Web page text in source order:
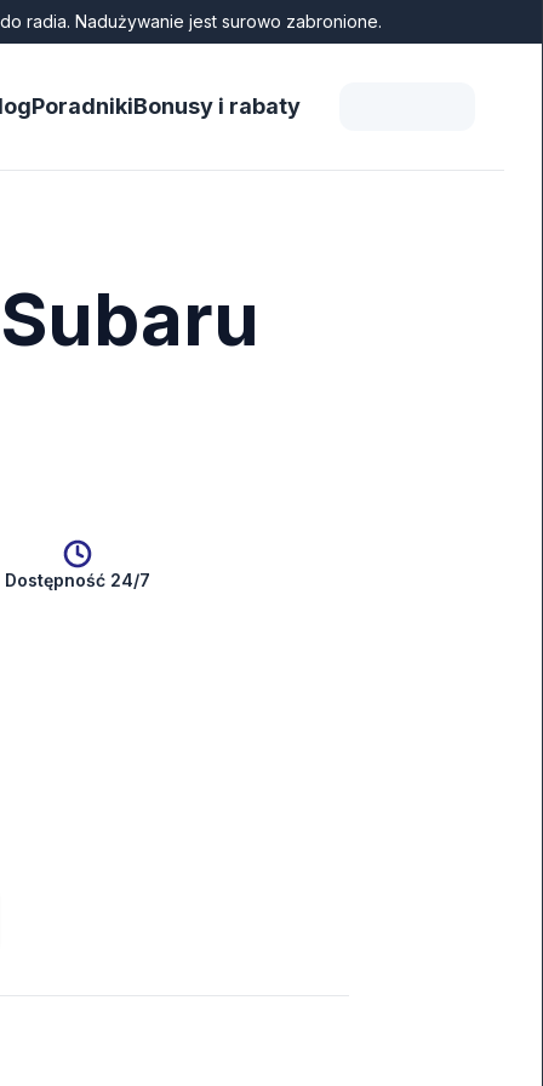
radia. Nadużywanie jest surowo zabronione.
PoradnikiBonusy i rabaty
Dostępność 24/7